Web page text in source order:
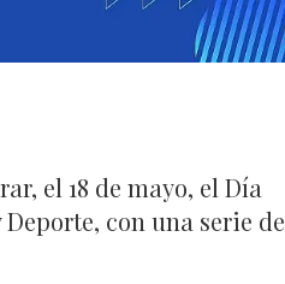
el 18 de mayo, el Día
con una serie de